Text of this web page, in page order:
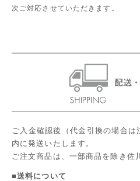
次ご対応させていただきます。
ご入金確認後（代金引換の場合
内に発送いたします。
ご注文商品は、一部商品を除き佐
■送料について